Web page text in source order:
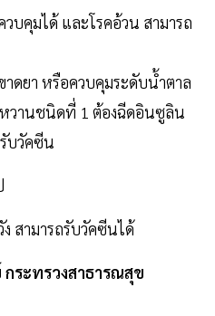
บคุมได้ และโรคอ้วน สามารถ
ดยา หรือควบคุมระดับน้ำตาล
วานชนิดที่ 1 ต้องฉีดอินซูลิน
บวัคซีน
สามารถรับวัคซีนได้
ระทรวงสาธารณสุข